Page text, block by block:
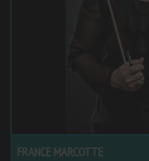
FRANCE MARCOTTE